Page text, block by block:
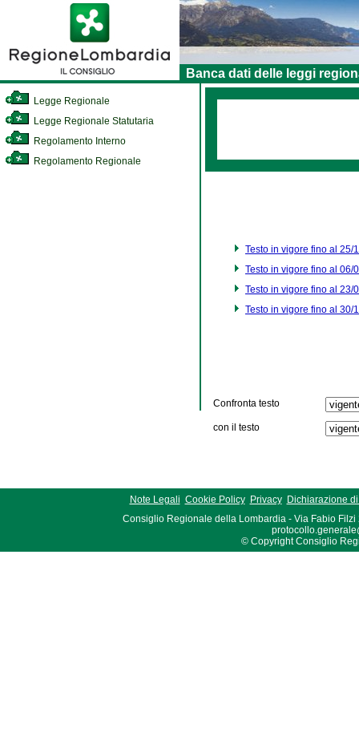
Banca dati delle leggi
Legge Regionale
Legge Regionale Statutaria
Regolamento Interno
Regolamento Regionale
Testo in vigore fino al 25/
Testo in vigore fino al 06/
Testo in vigore fino al 23/
Testo in vigore fino al 30/
Confronta testo
con il testo
Note Legali Cookie Policy Privacy
Dichiarazione
Consiglio Regionale della Lombardia - Via Fabio Filzi
© Copyright Consiglio